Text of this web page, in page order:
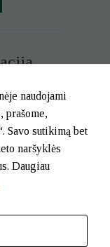
naudojami
prašome,
Savo sutikimą bet
naršyklės
Daugiau